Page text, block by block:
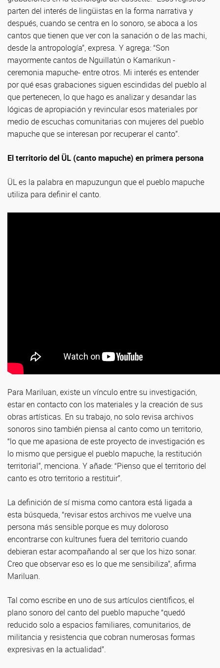
parten del interés de lingüistas en la forma narrativa y
después, cuando se centra en lo sonoro, se aboca a los
cantos que tienen que ver con la sanación o de las machi,
desde la antropología”, expresa. Y agrega: “Son
mayormente cantos de Nguillatún o Kamarikun -
ceremonia mapuche- entre otros. Mi interés es entender
por qué esas grabaciones siguen escindidas del pueblo al
que pertenecen, lo que hago es analizar y desandar las
lógicas de apropiación y revincular esos materiales por
medio de escuchas comunitarias con mujeres del pueblo
mapuche que se interesan por recuperar el canto”.
El territorio del ÜL (canto mapuche) en primera persona
ÜL es la palabra en mapuzungun que el pueblo mapuche
utiliza para definir el canto.
Para Mariluan, existe un vínculo entre su investigación,
estar en contacto con los materiales y la creación de sus
obras artísticas. En su trabajo, no solo revisa archivos
sonoros sino también piensa al canto como un territorio,
“lo que me apasiona de este proyecto de investigación es
lo mismo que persigue el pueblo mapuche, la restitución
territorial”, menciona. Y añade: “Pienso que el territorio del
canto es otro territorio a restituir”.
La definición de sí misma como cantora está ligada a
esta búsqueda, “revisar estos archivos me vuelve una
persona más sensible porque es muy doloroso
encontrarse con kultrunes fuera del territorio cuando
debieran estar acompañando al ser que los hizo sonar.
Creo que observar eso es lo que me sensibiliza”, afirma
Mariluan.
Tal como escribe en uno de sus artículos científicos, el
plano sonoro del canto del pueblo mapuche “quedó
reducido solo a espacios familiares, comunitarios, de
militancia y resistencia que cobran numerosas formas
expresivas en la actualidad”.